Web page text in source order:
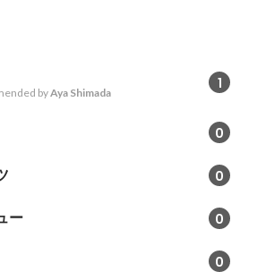
1
byAya Shimada
0
0
ー 0
0